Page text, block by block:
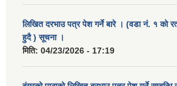
लिखित दरभाउ पत्र पेश गर्ने बारे । (वडा नं. १ को
हुदै ) सूचना ।
मिति: 04/23/2026 - 17:19